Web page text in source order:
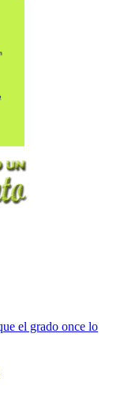
el grado once lo